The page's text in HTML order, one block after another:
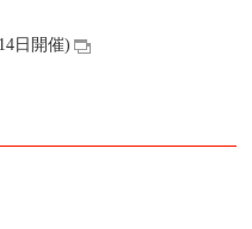
日開催)